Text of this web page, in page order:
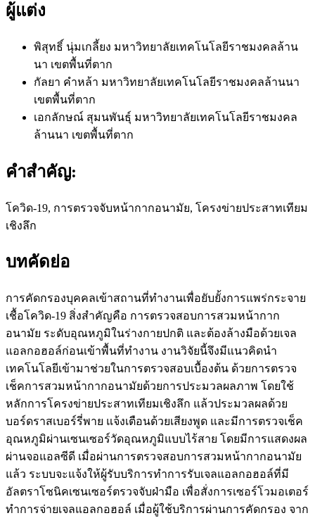
ผู้แต่ง
พิสุทธิ์ นุ่มเกลี้ยง มหาวิทยาลัยเทคโนโลยีราชมงคลล้าน
นา เขตพื้นที่ตาก
กัลยา คำหล้า มหาวิทยาลัยเทคโนโลยีราชมงคลล้านนา
เขตพื้นที่ตาก
เอกลักษณ์ สุมนพันธุ์ มหาวิทยาลัยเทคโนโลยีราชมงคล
ล้านนา เขตพื้นที่ตาก
คำสำคัญ:
โควิด-19, การตรวจจับหน้ากากอนามัย, โครงข่ายประสาทเทียม
เชิงลึก
บทคัดย่อ
การคัดกรองบุคคลเข้าสถานที่ทำงานเพื่อยับยั้งการแพร่กระจาย
เชื้อโควิด-19 สิ่งสำคัญคือ การตรวจสอบการสวมหน้ากาก
อนามัย ระดับอุณหภูมิในร่างกายปกติ และต้องล้างมือด้วยเจล
แอลกอฮอล์ก่อนเข้าพื้นที่ทำงาน งานวิจัยนี้จึงมีแนวคิดนำ
เทคโนโลยีเข้ามาช่วยในการตรวจสอบเบื้องต้น ด้วยการตรวจ
เช็คการสวมหน้ากากอนามัยด้วยการประมวลผลภาพ โดยใช้
หลักการโครงข่ายประสาทเทียมเชิงลึก แล้วประมวลผลด้วย
บอร์ดราสเบอร์รี่พาย แจ้งเตือนด้วยเสียงพูด และมีการตรวจเช็ค
อุณหภูมิผ่านเซนเซอร์วัดอุณหภูมิแบบไร้สาย โดยมีการแสดงผล
ผ่านจอแอลซีดี เมื่อผ่านการตรวจสอบการสวมหน้ากากอนามัย
แล้ว ระบบจะแจ้งให้ผู้รับบริการทำการรับเจลแอลกอฮอล์ที่มี
อัลตราโซนิคเซนเซอร์ตรวจจับฝ่ามือ เพื่อสั่งการเซอร์โวมอเตอร์
ทำการจ่ายเจลแอลกอฮอล์ เมื่อผู้ใช้บริการผ่านการคัดกรอง จาก